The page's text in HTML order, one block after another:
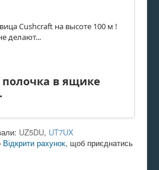
Cushcraft на высоте 100 м !
делают...
полочка в ящике
UZ5DU, UT7UX
Відкрити рахунок, щоб приєднатись